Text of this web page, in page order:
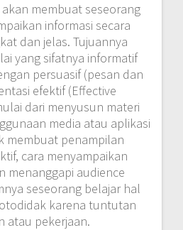
membuat seseorang
informasi secara
dan jelas. Tujuannya
yang sifatnya informatif
persuasif (pesan dan
efektif (Effective
dari menyusun materi
media atau aplikasi
membuat penampilan
cara menyampaikan
menanggapi audience
seseorang belajar hal
karena tuntutan
atau pekerjaan.